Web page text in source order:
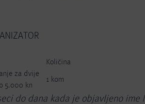
Količina
za dvije
5.000 kn
1 kom
do dana kada je objavljeno ime I